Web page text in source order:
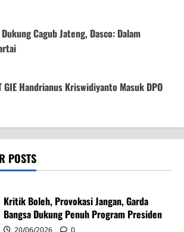
Cagub Jateng, Dasco: Dalam
Handrianus Kriswidiyanto Masuk DPO
POSTS
Kritik Boleh, Provokasi Jangan, Garda
Bangsa Dukung Penuh Program Presiden